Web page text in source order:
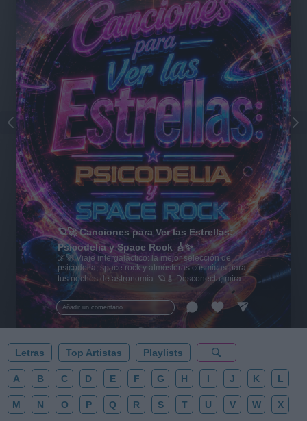
Añadir un comentario ...
🪐🚀 Canciones para Ver las Estrellas:
Psicodelia y Space Rock 🎸✨
🌌🚀 Viaje intergaláctico: la mejor selección de
psicodelia, space rock y atmósferas cósmicas para
tus noches de astronomía. 🪐🎸 Desconecta, mira
al firmamento y siente la gravedad cero. 💾 ¡Guarda
esta colección para tu próxima noche estrellada!
✨⭐
Letras Top Artistas Playlists
A B C D E F G H I J K L
M N O P Q R S T U V W X